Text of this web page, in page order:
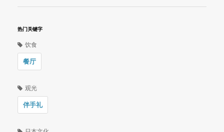
热门关键字
饮食
餐厅
观光
伴手礼